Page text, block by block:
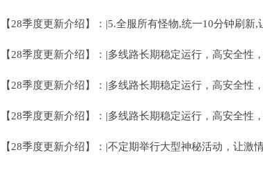
【28季度更新介绍】：|5.全服所有怪物,统一10分钟刷新
【28季度更新介绍】：|多线路长期稳定运行，高安全性
【28季度更新介绍】：|多线路长期稳定运行，高安全性
【28季度更新介绍】：|多线路长期稳定运行，高安全性
【28季度更新介绍】：|不定期举行大型神秘活动，让激